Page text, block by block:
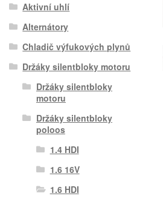
Aktivní uhlí
Alternátory
Chladič výfukových plynů
Držáky silentbloky motoru
Držáky silentbloky
motoru
Držáky silentbloky
poloos
1.4 HDI
1.6 16V
1.6 HDI